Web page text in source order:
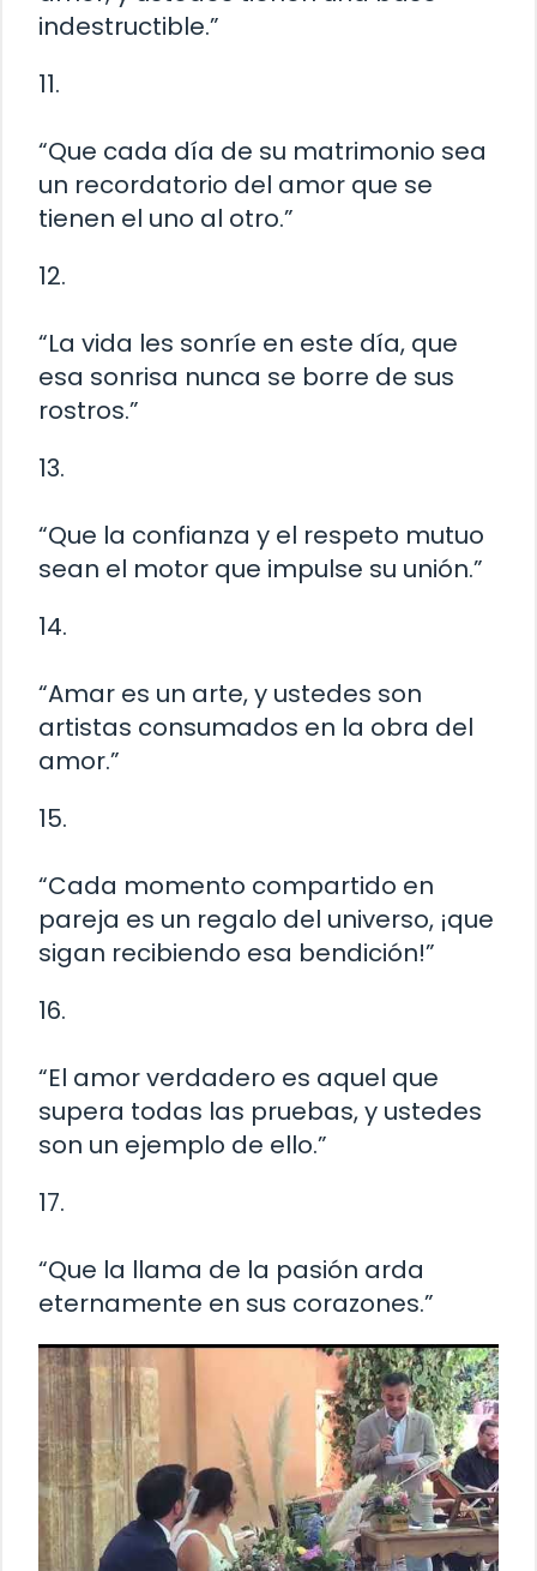
indestructible.”
11.
“Que cada día de su matrimonio sea
un recordatorio del amor que se
tienen el uno al otro.”
12.
“La vida les sonríe en este día, que
esa sonrisa nunca se borre de sus
rostros.”
13.
“Que la confianza y el respeto mutuo
sean el motor que impulse su unión.”
14.
“Amar es un arte, y ustedes son
artistas consumados en la obra del
amor.”
15.
“Cada momento compartido en
pareja es un regalo del universo, ¡que
sigan recibiendo esa bendición!”
16.
“El amor verdadero es aquel que
supera todas las pruebas, y ustedes
son un ejemplo de ello.”
17.
“Que la llama de la pasión arda
eternamente en sus corazones.”